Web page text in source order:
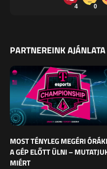
4 0
PARTNEREINK AJÁNLATA
MOST TÉNYLEG MEGÉRI
A GÉP ELŐTT ÜLNI –
MIÉRT